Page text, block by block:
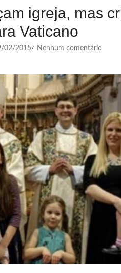
igreja, mas
Vaticano
02/2015/ Nenhum comentário